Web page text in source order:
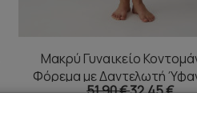
Μακρύ Γυναικείο
Φόρεμα με Δαντελωτή
κρίκο
51,90 €32,45 €